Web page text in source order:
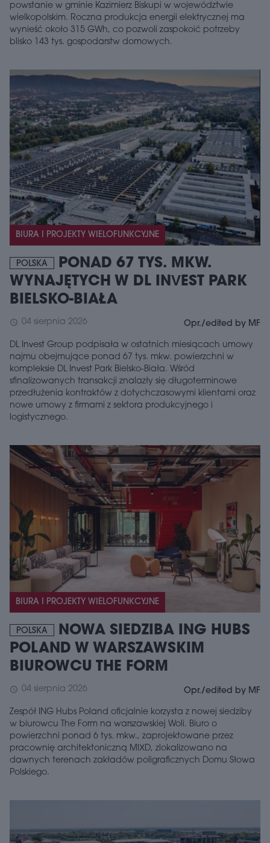
powstanie w gminie Kazimierz Biskupi w województwie
wielkopolskim. Roczna produkcja energii elektrycznej ma
wynieść około 315 GWh, co pozwoli zaspokoić potrzeby
blisko 143 tys. gospodarstw domowych.
BIURA I PROJEKTY WIELOFUNKCYJNE
POLSKA
PONAD 67 TYS. MKW.
WYNAJĘTYCH W DL INVEST PARK
BIELSKO-BIAŁA
schedule 04 sierpnia 2026 Opr./edited by MF
DL Invest Group podpisała w ostatnich miesiącach umowy
najmu obejmujące ponad 67 tys. mkw. powierzchni w
kompleksie DL Invest Park Bielsko-Biała. Wśród
sfinalizowanych transakcji znalazły się długoterminowe
przedłużenia kontraktów z dotychczasowymi klientami oraz
nowe umowy z firmami z sektora produkcyjnego i
logistycznego.
BIURA I PROJEKTY WIELOFUNKCYJNE
POLSKA
NOWA SIEDZIBA ING HUBS
POLAND W WARSZAWSKIM
BIUROWCU THE FORM
schedule 04 sierpnia 2026 Opr./edited by MF
Zespół ING Hubs Poland oficjalnie korzysta z nowej siedziby
w biurowcu The Form na warszawskiej Woli. Biuro o
powierzchni ponad 6 tys. mkw., zaprojektowane przez
pracownię architektoniczną MIXD, zlokalizowano na
dawnych terenach zakładów poligraficznych Domu Słowa
Polskiego.